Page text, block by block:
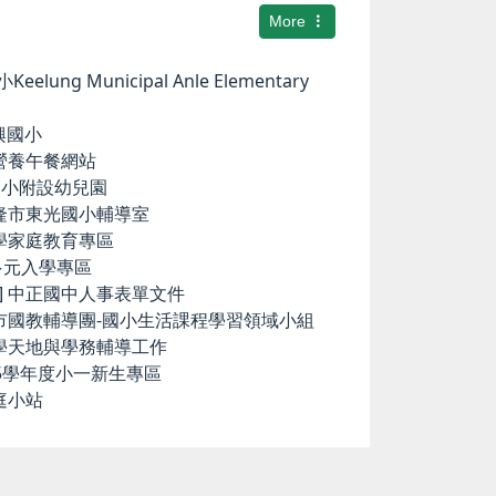
More
Keelung Municipal Anle Elementary
國小
養午餐網站
附設幼兒園
東光國小輔導室
家庭教育專區
入學專區
正國中人事表單文件
教輔導團-國小生活課程學習領域小組
地與學務輔導工作
年度小一新生專區
小站